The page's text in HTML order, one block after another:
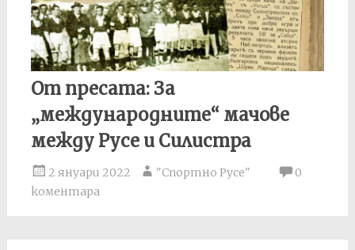
От пресата: За
„международните“ мачове
между Русе и Силистра
2 януари 2022 "Спортно Русе"
0
коментара